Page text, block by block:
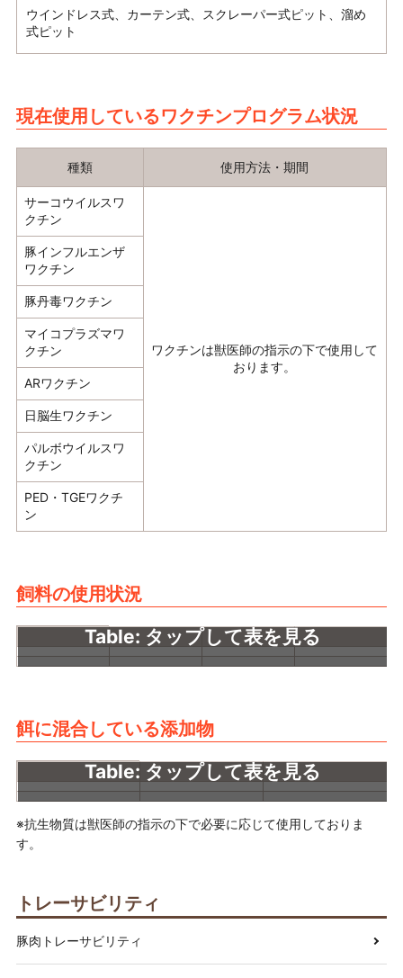
ウインドレス式、カーテン式、スクレーパー式ピット、溜め
式ピット
現在使用しているワクチンプログラム状況
種類 使用方法・期間
サーコウイルスワ
クチン
ワクチンは獣医師の指示の下で使用して
おります。
豚インフルエンザ
ワクチン
豚丹毒ワクチン
マイコプラズマワ
クチン
ARワクチン
日脳生ワクチン
パルボウイルスワ
クチン
PED・TGEワクチ
ン
飼料の使用状況
餌に混合している添加物
※抗生物質は獣医師の指示の下で必要に応じて使用しておりま
す。
トレーサビリティ
豚肉トレーサビリティ